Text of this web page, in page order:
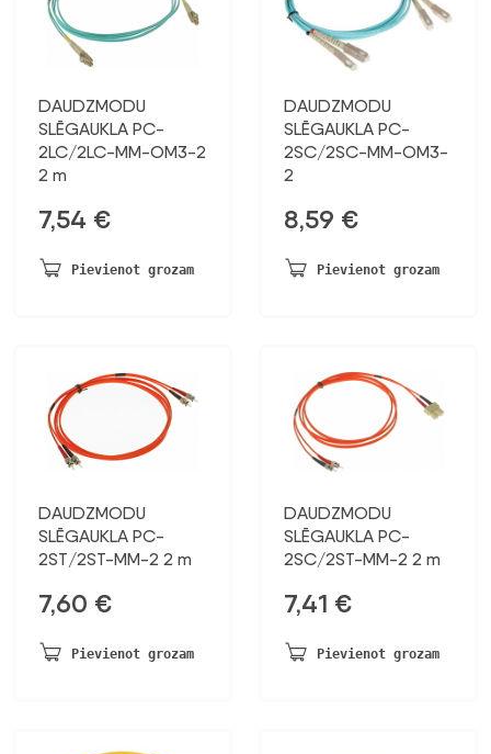
DAUDZMODU
SLĒGAUKLA PC-
2LC/2LC-MM-OM3-2
2 m
7,54 €
Pievienot grozam
DAUDZMODU
SLĒGAUKLA PC-
2SC/2SC-MM-OM3-
2
8,59 €
Pievienot grozam
DAUDZMODU
SLĒGAUKLA PC-
2ST/2ST-MM-2 2 m
7,60 €
Pievienot grozam
DAUDZMODU
SLĒGAUKLA PC-
2SC/2ST-MM-2 2 m
7,41 €
Pievienot grozam